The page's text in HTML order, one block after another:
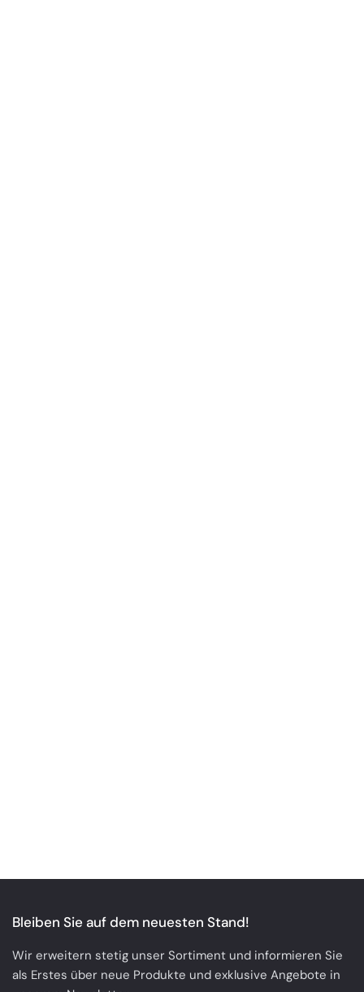
Bleiben Sie auf dem neuesten Stand!
Wir erweitern stetig unser Sortiment und informieren Sie
als Erstes über neue Produkte und exklusive Angebote in